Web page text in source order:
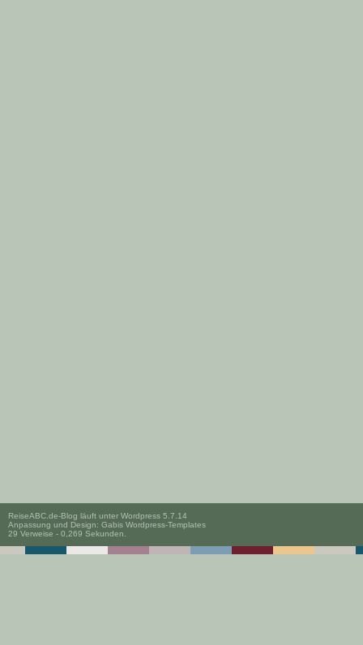
ReiseABC.de-Blog läuft unter Wordpress 5.7.14
Anpassung und Design: Gabis Wordpress-Templates
29 Verweise - 0,269 Sekunden.